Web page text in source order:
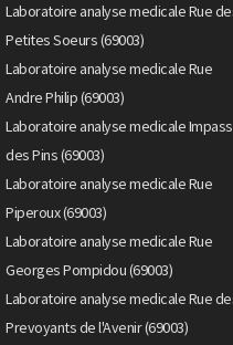
Laboratoire analyse medicale Rue
Petites Soeurs (69003)
Laboratoire analyse medicale Rue
Andre Philip (69003)
Laboratoire analyse medicale
des Pins (69003)
Laboratoire analyse medicale Rue
Piperoux (69003)
Laboratoire analyse medicale Rue
Georges Pompidou (69003)
Laboratoire analyse medicale Rue
Prevoyants de l'Avenir (69003)